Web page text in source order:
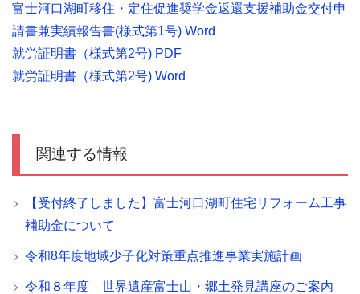
富士河口湖町移住・定住促進奨学金返還支援補助金交付申
請書兼実績報告書(様式第1号) Word
就労証明書（様式第2号) PDF
就労証明書（様式第2号) Word
関連する情報
【受付終了しました】富士河口湖町住宅リフォーム工事
補助金について
令和8年度地域少子化対策重点推進事業実施計画
令和８年度 世界遺産富士山・郷土発見講座のご案内